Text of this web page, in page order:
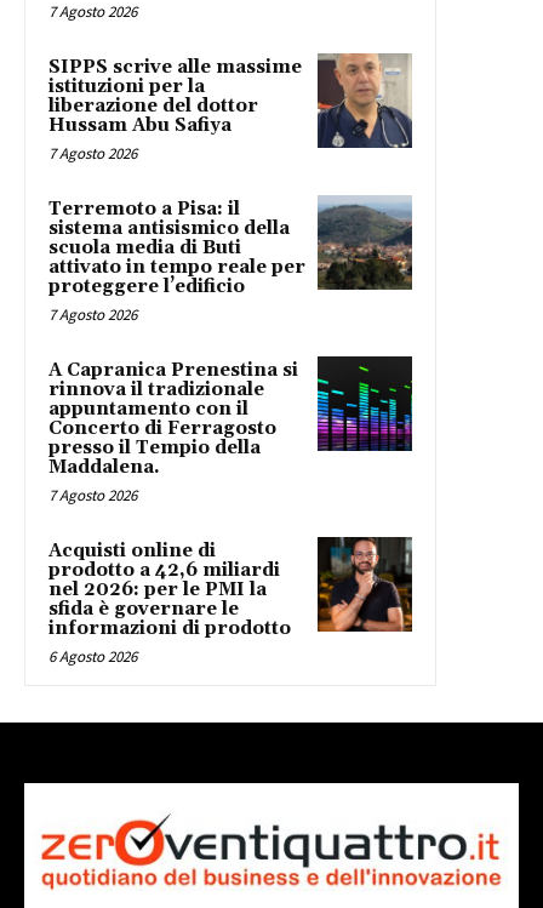
7 Agosto 2026
SIPPS scrive alle massime
istituzioni per la
liberazione del dottor
Hussam Abu Safiya
7 Agosto 2026
Terremoto a Pisa: il
sistema antisismico della
scuola media di Buti
attivato in tempo reale per
proteggere l’edificio
7 Agosto 2026
A Capranica Prenestina si
rinnova il tradizionale
appuntamento con il
Concerto di Ferragosto
presso il Tempio della
Maddalena.
7 Agosto 2026
Acquisti online di
prodotto a 42,6 miliardi
nel 2026: per le PMI la
sfida è governare le
informazioni di prodotto
6 Agosto 2026